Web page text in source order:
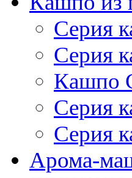
Серия
Серия
Кашпо
Серия
Серия
Арома-